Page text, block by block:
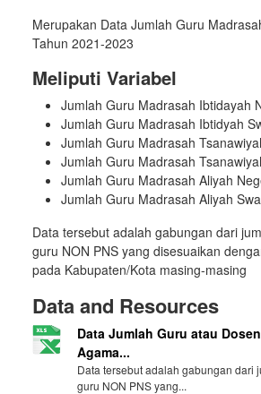
Merupakan Data Jumlah Guru
Tahun 2021-2023
Meliputi Variabel
Jumlah Guru Madrasah Ibtidayah
Jumlah Guru Madrasah Ibtidyah
Jumlah Guru Madrasah
Jumlah Guru Madrasah
Jumlah Guru Madrasah Aliyah
Jumlah Guru Madrasah Aliyah
Data tersebut adalah gabungan dari
guru NON PNS yang disesuaikan
pada Kabupaten/Kota masing-masing
Data and Resources
Data Jumlah Guru atau
Agama...
Data tersebut adalah gabungan dari
guru NON PNS yang...